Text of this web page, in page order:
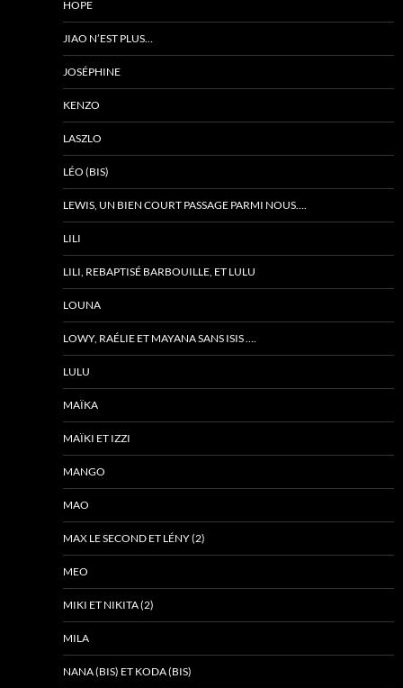
HOPE
JIAO N’EST PLUS…
JOSÉPHINE
KENZO
LASZLO
LÉO (BIS)
LEWIS, UN BIEN COURT PASSAGE PARMI NOUS….
LILI
LILI, REBAPTISÉ BARBOUILLE, ET LULU
LOUNA
LOWY, RAÉLIE ET MAYANA SANS ISIS ….
LULU
MAÏKA
MAÏKI ET IZZI
MANGO
MAO
MAX LE SECOND ET LÉNY (2)
MEO
MIKI ET NIKITA (2)
MILA
NANA (BIS) ET KODA (BIS)